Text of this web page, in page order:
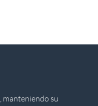
manteniendo su